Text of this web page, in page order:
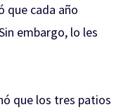
que cada año
embargo, lo les
que los tres patios